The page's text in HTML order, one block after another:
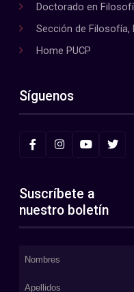
Doctorado en
Sección de Filosofía,
Home PUCP
Síguenos
Suscríbete a
nuestro boletín